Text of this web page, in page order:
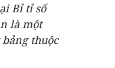
Bỉ tỉ số
là một
thuộc